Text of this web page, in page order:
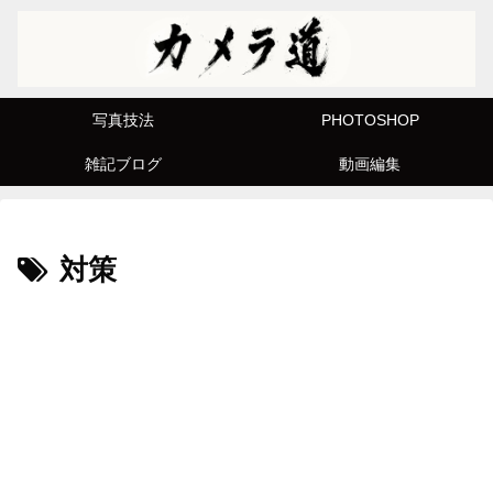
写真技法 PHOTOSHOP
雑記ブログ 動画編集
対策